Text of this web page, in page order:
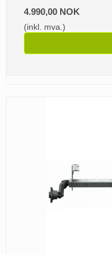
4.990,00 NOK
(inkl. mva.)